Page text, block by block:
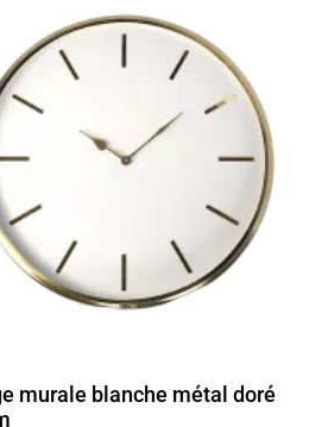
murale blanche métal doré